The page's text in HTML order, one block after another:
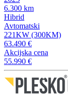
6.300 km
Hibrid
Avtomatski
221KW (300KM)
63.490 €
Akcijska cena
55.990 €